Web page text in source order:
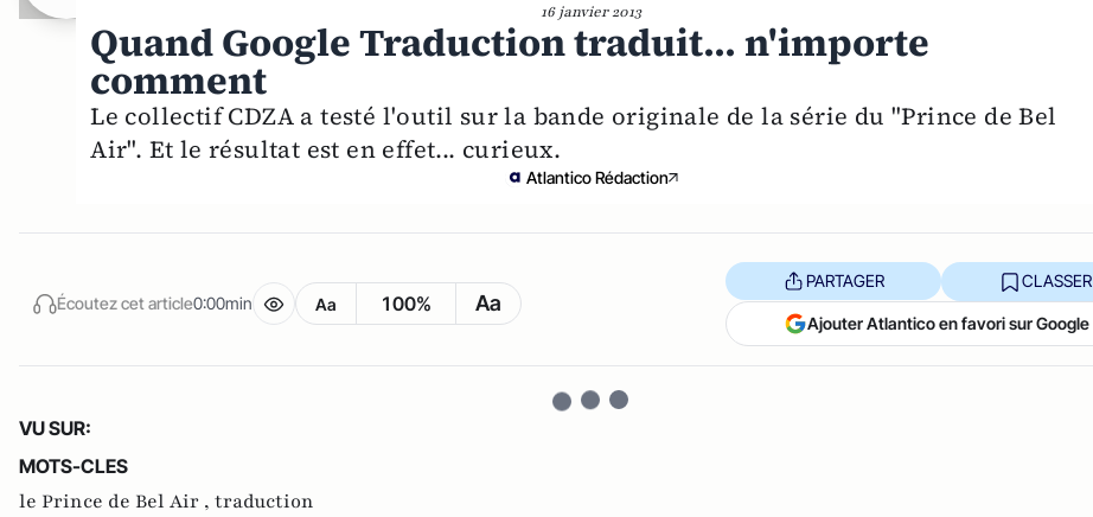
16 janvier 2013
Quand Google Traduction traduit... n'importe
comment
Le collectif CDZA a testé l'outil sur la bande originale de la série du "Prince de Bel
Air". Et le résultat est en effet... curieux.
Atlantico Rédaction
Écoutez cet article0:00min Aa 100% Aa
PARTAGER CLASSER
Ajouter Atlantico en favori sur Google
VU SUR:
MOTS-CLES
le Prince de Bel Air , traduction